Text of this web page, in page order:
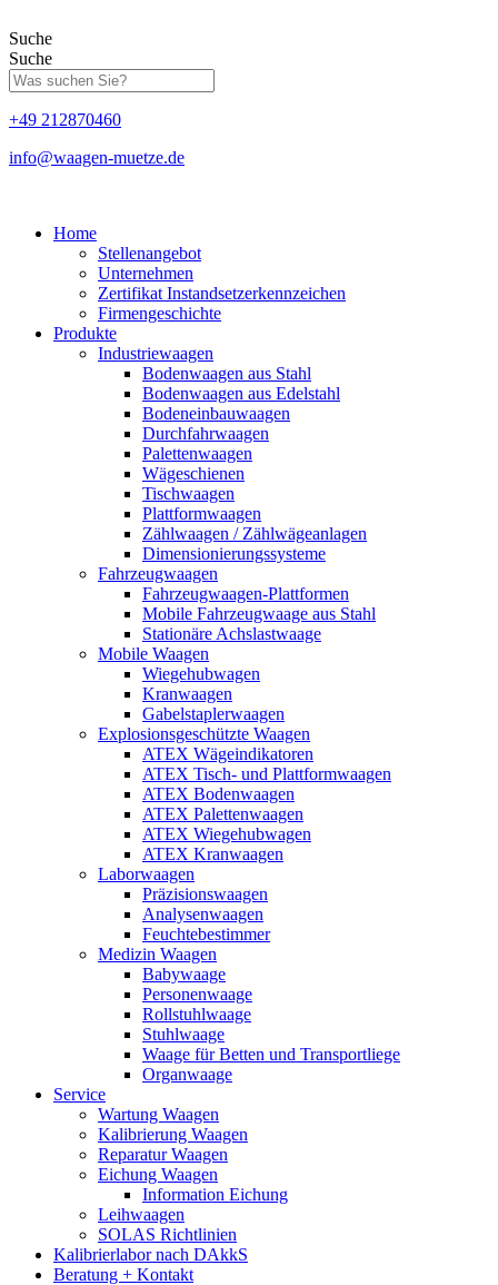
Inhalt
springen
Suche
Suche
+49 212870460
info@waagen-muetze.de
Home
Stellenangebot
Unternehmen
Zertifikat Instandsetzerkennzeichen
Firmengeschichte
Produkte
Industriewaagen
Bodenwaagen aus Stahl
Bodenwaagen aus Edelstahl
Bodeneinbauwaagen
Durchfahrwaagen
Palettenwaagen
Wägeschienen
Tischwaagen
Plattformwaagen
Zählwaagen / Zählwägeanlagen
Dimensionierungssysteme
Fahrzeugwaagen
Fahrzeugwaagen-Plattformen
Mobile Fahrzeugwaage aus Stahl
Stationäre Achslastwaage
Mobile Waagen
Wiegehubwagen
Kranwaagen
Gabelstaplerwaagen
Explosionsgeschützte Waagen
ATEX Wägeindikatoren
ATEX Tisch- und Plattformwaagen
ATEX Bodenwaagen
ATEX Palettenwaagen
ATEX Wiegehubwagen
ATEX Kranwaagen
Laborwaagen
Präzisionswaagen
Analysenwaagen
Feuchtebestimmer
Medizin Waagen
Babywaage
Personenwaage
Rollstuhlwaage
Stuhlwaage
Waage für Betten und Transportliege
Organwaage
Service
Wartung Waagen
Kalibrierung Waagen
Reparatur Waagen
Eichung Waagen
Information Eichung
Leihwaagen
SOLAS Richtlinien
Kalibrierlabor nach DAkkS
Beratung + Kontakt